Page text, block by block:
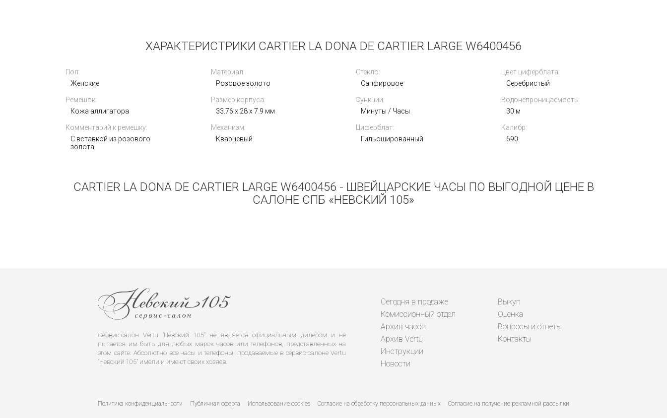
Breitling Colt Automatic 44 mm
A17388101C1S1
306 000i
ХАРАКТЕРИСТРИКИ CARTIER LA DONA DE CARTIER LARGE W6400456
Пол:
Женские
Ремешок:
Кожа аллигатора
Комментарий к ремешку:
С вставкой из розового
золота
Материал:
Розовое золото
Размер корпуса:
33.76 x 28 x 7.9 мм
Механизм:
Кварцевый
Стекло:
Сапфировое
Функции:
Минуты / Часы
Циферблат:
Гильошированный
Цвет циферблата:
Серебристый
Водонепроницаемость:
30 м
Калибр:
690
CARTIER LA DONA DE CARTIER LARGE W6400456 - ШВЕЙЦАРСКИЕ ЧАСЫ ПО ВЫГОДНОЙ ЦЕНЕ В
САЛОНЕ СПБ «НЕВСКИЙ 105»
Сервис-салон Vertu "Невский 105" не является официальным дилером и не
пытается им быть для любых марок часов или телефонов, представленных на
этом сайте. Абсолютно все часы и телефоны, продаваемые в сервис-салоне Vertu
"Невский 105" имели и имеют своих хозяев.
Сегодня в продаже
Комиссионный отдел
Архив часов
Архив Vertu
Инструкции
Новости
Выкуп
Оценка
Вопросы и ответы
Контакты
Политика конфиденциальности Публичная оферта Использование cookies Согласие на обработку персональных данных Согласие на получение рекламной рассылки